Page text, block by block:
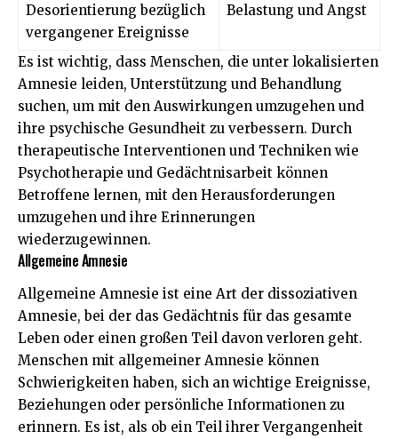
Desorientierung bezüglich
vergangener Ereignisse
Belastung und Angst
Es ist wichtig, dass Menschen, die unter lokalisierten
Amnesie leiden, Unterstützung und Behandlung
suchen, um mit den Auswirkungen umzugehen und
ihre psychische Gesundheit zu verbessern. Durch
therapeutische Interventionen und Techniken wie
Psychotherapie und Gedächtnisarbeit können
Betroffene lernen, mit den Herausforderungen
umzugehen und ihre Erinnerungen
wiederzugewinnen.
Allgemeine Amnesie
Allgemeine Amnesie ist eine Art der dissoziativen
Amnesie, bei der das Gedächtnis für das gesamte
Leben oder einen großen Teil davon verloren geht.
Menschen mit allgemeiner Amnesie können
Schwierigkeiten haben, sich an wichtige Ereignisse,
Beziehungen oder persönliche Informationen zu
erinnern. Es ist, als ob ein Teil ihrer Vergangenheit